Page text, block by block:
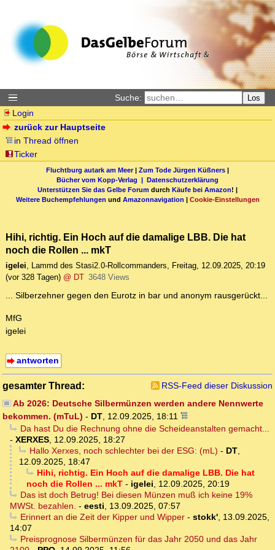
Suche: Los
Login
zurück zur Hauptseite
in Thread öffnen
Ticker
Fluchtburg autark am Meer| Zum Tode Jürgen Küßners |
Bücher vom Kopp-Verlag | Datenschutzerklärung
Unterstützen Sie das Gelbe Forum durch Käufe bei Amazon! |
Weitere Buchempfehlungen und Amazonnavigation | Cookie-Einstellungen
Hihi, richtig. Ein Hoch auf die damalige LBB. Die hat
noch die Rollen ... mkT
igelei, Lammd des Stasi2.0-Rollcommanders, Freitag, 12.09.2025, 20:19
(vor 328 Tagen) @ DT 3648 Views
... Silberzehner gegen den Eurotz in bar und anonym rausgerückt...
MfG
igelei
antworten
gesamter Thread:
RSS-Feed dieser Diskussion
Ab 2026: Deutsche Silbermünzen werden andere Nennwerte
bekommen. (mTuL) - DT, 12.09.2025, 18:11
Da hast Du die Rechnung ohne die Scheideanstalten gemacht...
- XERXES, 12.09.2025, 18:27
Hallo Xerxes, noch schlechter bei der ESG: (mL) - DT,
12.09.2025, 18:47
Hihi, richtig. Ein Hoch auf die damalige LBB. Die hat
noch die Rollen ... mkT - igelei, 12.09.2025, 20:19
Das ist doch Betrug! Bei diesen Münzen muß ich keine 19%
MWSt. bezahlen. - eesti, 13.09.2025, 07:57
Erinnert an die Zeit der Kipper und Wipper- stokk', 13.09.2025,
14:07
Preisprognose Silbermünzen für das Jahr 2050 und das Jahr